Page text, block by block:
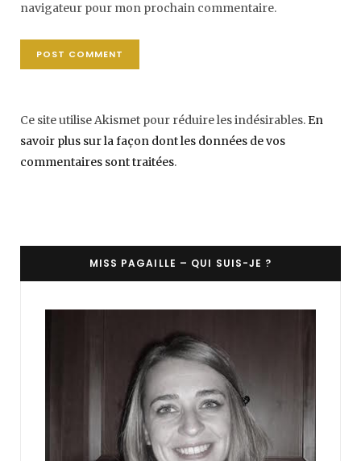
navigateur pour mon prochain commentaire.
Ce site utilise Akismet pour réduire les indésirables.En
savoir plus sur la façon dont les données de vos
commentaires sont traitées.
MISS PAGAILLE – QUI SUIS-JE ?